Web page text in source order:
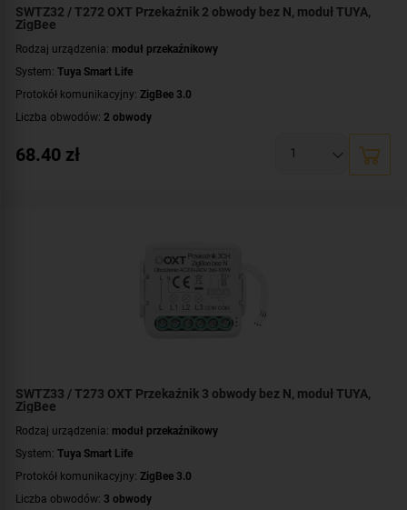
SWTZ32 / T272 OXT Przekaźnik 2 obwody bez N, moduł TUYA,
ZigBee
Rodzaj urządzenia: moduł przekaźnikowy
System: Tuya Smart Life
Protokół komunikacyjny: ZigBee 3.0
Liczba obwodów: 2 obwody
Zasilanie: AC 230 V
68.40 zł
SWTZ33 / T273 OXT Przekaźnik 3 obwody bez N, moduł TUYA,
ZigBee
Rodzaj urządzenia: moduł przekaźnikowy
System: Tuya Smart Life
Protokół komunikacyjny: ZigBee 3.0
Liczba obwodów: 3 obwody